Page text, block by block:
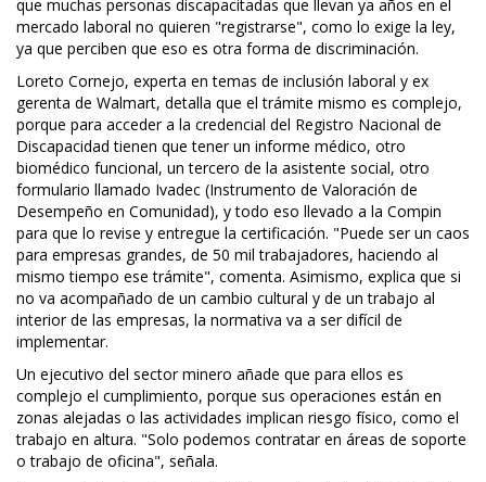
que muchas personas discapacitadas que llevan ya años en el
mercado laboral no quieren "registrarse", como lo exige la ley,
ya que perciben que eso es otra forma de discriminación.
Loreto Cornejo, experta en temas de inclusión laboral y ex
gerenta de Walmart, detalla que el trámite mismo es complejo,
porque para acceder a la credencial del Registro Nacional de
Discapacidad tienen que tener un informe médico, otro
biomédico funcional, un tercero de la asistente social, otro
formulario llamado Ivadec (Instrumento de Valoración de
Desempeño en Comunidad), y todo eso llevado a la Compin
para que lo revise y entregue la certificación. "Puede ser un caos
para empresas grandes, de 50 mil trabajadores, haciendo al
mismo tiempo ese trámite", comenta. Asimismo, explica que si
no va acompañado de un cambio cultural y de un trabajo al
interior de las empresas, la normativa va a ser difícil de
implementar.
Un ejecutivo del sector minero añade que para ellos es
complejo el cumplimiento, porque sus operaciones están en
zonas alejadas o las actividades implican riesgo físico, como el
trabajo en altura. "Solo podemos contratar en áreas de soporte
o trabajo de oficina", señala.